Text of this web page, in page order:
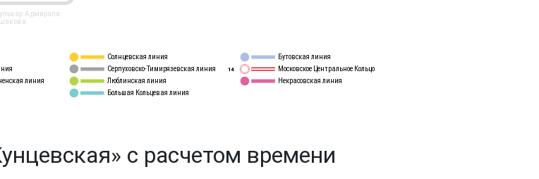
линия
Солнцевская линия
Серпуховско-Тимирязевская линия
Люблинская линия
Бутовская линия
Московское Центральное Кольцо
Большая Кольцевая линия
Некрасовская линия
14
Адмирала
с расчетом времени